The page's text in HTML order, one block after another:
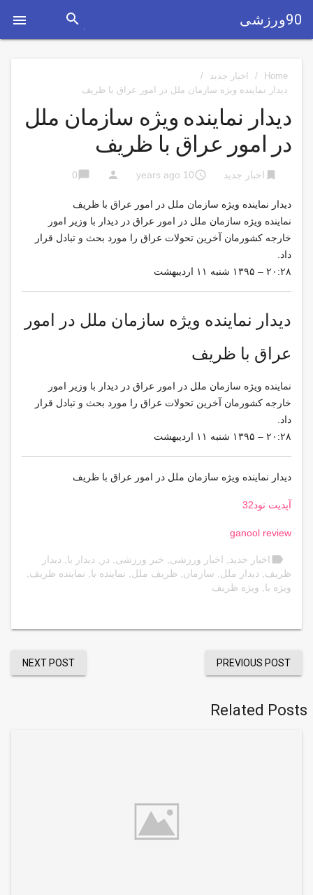
 90ورزشی search
Home
/ اخبار جدید
/
دیدار نماینده ویژه سازمان ملل در امور عراق با ظریف
دیدار نماینده ویژه سازمان ملل
در امور عراق با ظریف
bookmark اخبار جدید access_time
10 years ago
person
chat_bubble
0
دیدار نماینده ویژه سازمان ملل در امور عراق با ظریف
نماینده ویژه سازمان ملل در امور عراق در دیدار با وزیر امور
خارجه کشورمان آخرین تحولات عراق را مورد بحث و تبادل قرار
داد.
۲۰:۲۸ – ۱۳۹۵ شنبه ۱۱ اردیبهشت
دیدار نماینده ویژه سازمان ملل در امور
عراق با ظریف
نماینده ویژه سازمان ملل در امور عراق در دیدار با وزیر امور
خارجه کشورمان آخرین تحولات عراق را مورد بحث و تبادل قرار
داد.
۲۰:۲۸ – ۱۳۹۵ شنبه ۱۱ اردیبهشت
دیدار نماینده ویژه سازمان ملل در امور عراق با ظریف
آپدیت نود32
ganool review
label اخبار جدید اخبار ورزشی خبر ورزشی در دیدار با
دیدار
ظریف
دیدار ملل سازمان ظریف ملل نماینده با نماینده ظریف
ویژه با
ویژه ظریف
PREVIOUS POST
NEXT POST
Related Posts